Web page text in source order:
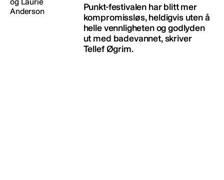
Punkt-festivalen har blitt mer
kompromissløs, heldigvis uten å
helle vennligheten og godlyden
ut med badevannet, skriver
Tellef Øgrim.